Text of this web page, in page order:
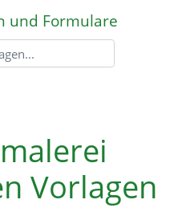
und Formulare
Vorlagen